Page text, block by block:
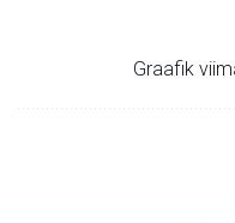
Graafik